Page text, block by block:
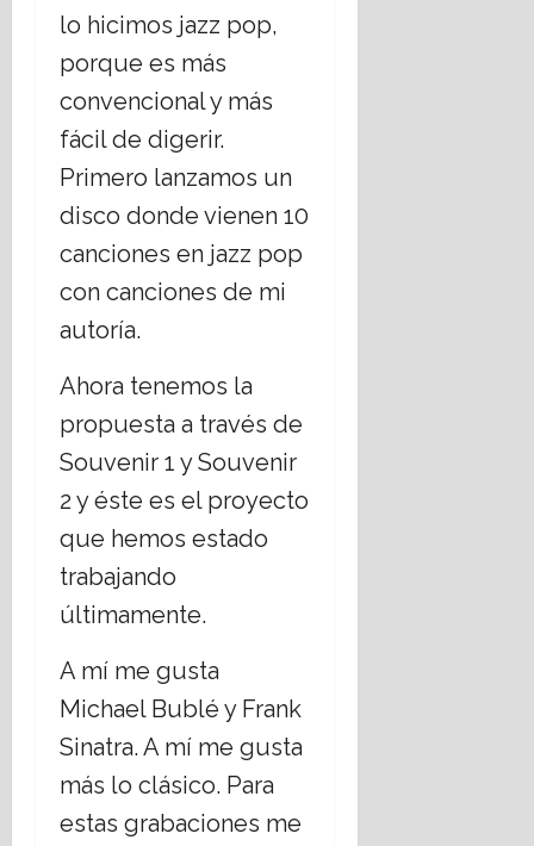
lo hicimos jazz pop,
porque es más
convencional y más
fácil de digerir.
Primero lanzamos un
disco donde vienen 10
canciones en jazz pop
con canciones de mi
autoría.
Ahora tenemos la
propuesta a través de
Souvenir 1 y Souvenir
2 y éste es el proyecto
que hemos estado
trabajando
últimamente.
A mí me gusta
Michael Bublé y Frank
Sinatra. A mí me gusta
más lo clásico. Para
estas grabaciones me